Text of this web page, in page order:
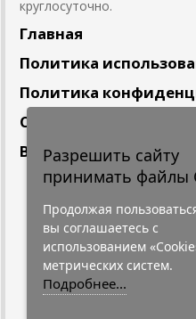
круглосуточно.
Главная
Политика
Политика
Сотрудничество
Вакансии
Подпишитесь
Нажимая на кнопку,
персональных данных. С
Конфидециальности"
Разрешить сайту
принимать файлы
Продолжая
вы соглашаетесь с
использованием
метрических систем.
Подробнее...